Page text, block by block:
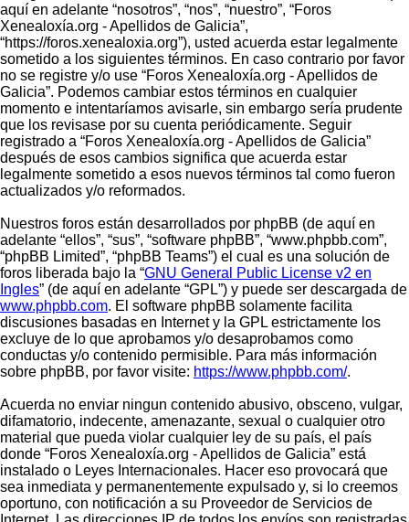
aquí en adelante “nosotros”, “nos”, “nuestro”, “Foros
Xenealoxía.org - Apellidos de Galicia”,
“https://foros.xenealoxia.org”), usted acuerda estar legalmente
sometido a los siguientes términos. En caso contrario por favor
no se registre y/o use “Foros Xenealoxía.org - Apellidos de
Galicia”. Podemos cambiar estos términos en cualquier
momento e intentaríamos avisarle, sin embargo sería prudente
que los revisase por su cuenta periódicamente. Seguir
registrado a “Foros Xenealoxía.org - Apellidos de Galicia”
después de esos cambios significa que acuerda estar
legalmente sometido a esos nuevos términos tal como fueron
actualizados y/o reformados.
Nuestros foros están desarrollados por phpBB (de aquí en
adelante “ellos”, “sus”, “software phpBB”, “www.phpbb.com”,
“phpBB Limited”, “phpBB Teams”) el cual es una solución de
foros liberada bajo la “GNU General Public License v2 en
Ingles” (de aquí en adelante “GPL”) y puede ser descargada de
www.phpbb.com. El software phpBB solamente facilita
discusiones basadas en Internet y la GPL estrictamente los
excluye de lo que aprobamos y/o desaprobamos como
conductas y/o contenido permisible. Para más información
sobre phpBB, por favor visite: https://www.phpbb.com/.
Acuerda no enviar ningun contenido abusivo, obsceno, vulgar,
difamatorio, indecente, amenazante, sexual o cualquier otro
material que pueda violar cualquier ley de su país, el país
donde “Foros Xenealoxía.org - Apellidos de Galicia” está
instalado o Leyes Internacionales. Hacer eso provocará que
sea inmediata y permanentemente expulsado y, si lo creemos
oportuno, con notificación a su Proveedor de Servicios de